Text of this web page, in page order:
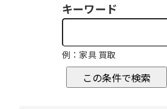
キーワード
例：家具 買取
この条件で検索